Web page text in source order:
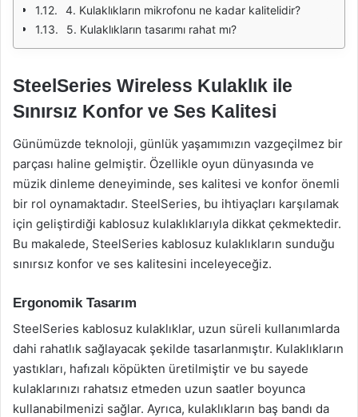
4. Kulaklıkların mikrofonu ne kadar kalitelidir?
5. Kulaklıkların tasarımı rahat mı?
SteelSeries Wireless Kulaklık ile
Sınırsız Konfor ve Ses Kalitesi
Günümüzde teknoloji, günlük yaşamımızın vazgeçilmez bir
parçası haline gelmiştir. Özellikle oyun dünyasında ve
müzik dinleme deneyiminde, ses kalitesi ve konfor önemli
bir rol oynamaktadır. SteelSeries, bu ihtiyaçları karşılamak
için geliştirdiği kablosuz kulaklıklarıyla dikkat çekmektedir.
Bu makalede, SteelSeries kablosuz kulaklıkların sunduğu
sınırsız konfor ve ses kalitesini inceleyeceğiz.
Ergonomik Tasarım
SteelSeries kablosuz kulaklıklar, uzun süreli kullanımlarda
dahi rahatlık sağlayacak şekilde tasarlanmıştır. Kulaklıkların
yastıkları, hafızalı köpükten üretilmiştir ve bu sayede
kulaklarınızı rahatsız etmeden uzun saatler boyunca
kullanabilmenizi sağlar. Ayrıca, kulaklıkların baş bandı da